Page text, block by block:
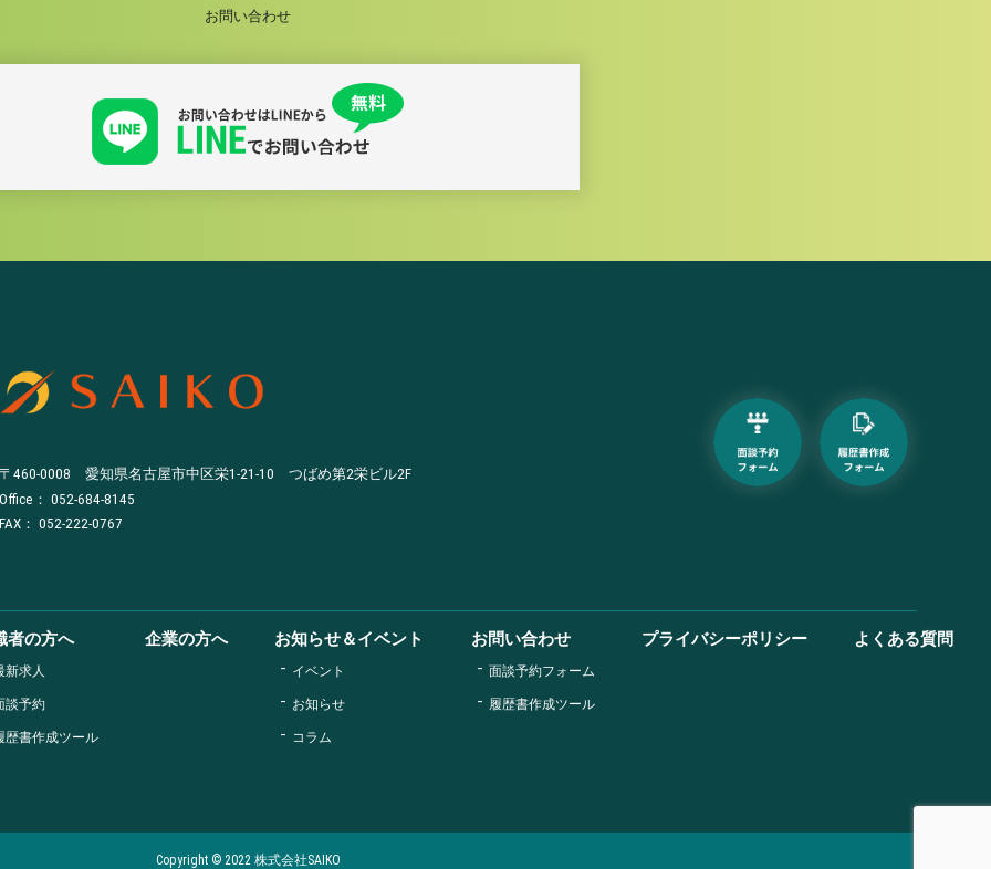
お問い合わせ
〒460-0008 愛知県名古屋市中区栄1-21-10 つばめ第2栄ビル2F
Office： 052-684-8145
FAX： 052-222-0767
者の方へ
新求人
談予約
歴書作成ツール
企業の方へ お知らせ＆イベント
イベント
お知らせ
コラム
お問い合わせ
面談予約フォーム
履歴書作成ツール
プライバシーポリシー よくある質問
Copyright ©️ 2022 株式会社SAIKO